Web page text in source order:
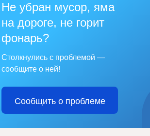
Не убран мусор, яма
на дороге, не горит
фонарь?
Столкнулись с проблемой —
сообщите о ней!
Сообщить о проблеме